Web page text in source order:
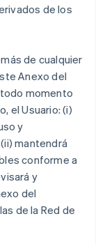
de los
de cualquier
Anexo del
momento
el Usuario: (i)
y
mantendrá
conforme a
y
del
de la Red de